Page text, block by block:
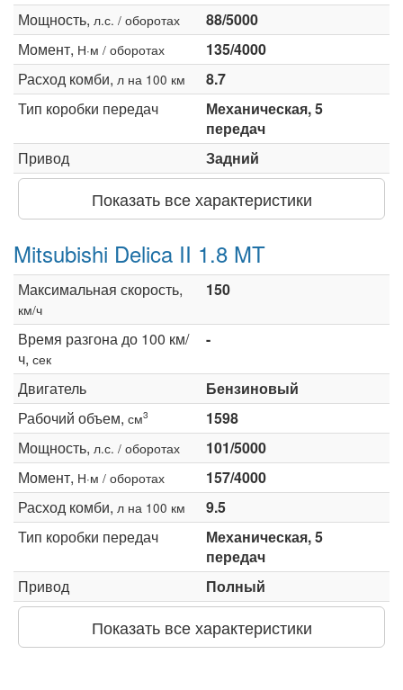
Мощность, л.с. / оборотах
88/5000
Момент, Н·м / оборотах
135/4000
Расход комби, л на 100 км
8.7
Тип коробки передач
Механическая, 5
передач
Привод
Задний
Показать все характеристики
Mitsubishi Delica II 1.8 MT
Максимальная скорость,
км/ч
150
Время разгона до 100 км/
ч, сек
-
Двигатель
Бензиновый
Рабочий объем, см3
1598
Мощность, л.с. / оборотах
101/5000
Момент, Н·м / оборотах
157/4000
Расход комби, л на 100 км
9.5
Тип коробки передач
Механическая, 5
передач
Привод
Полный
Показать все характеристики